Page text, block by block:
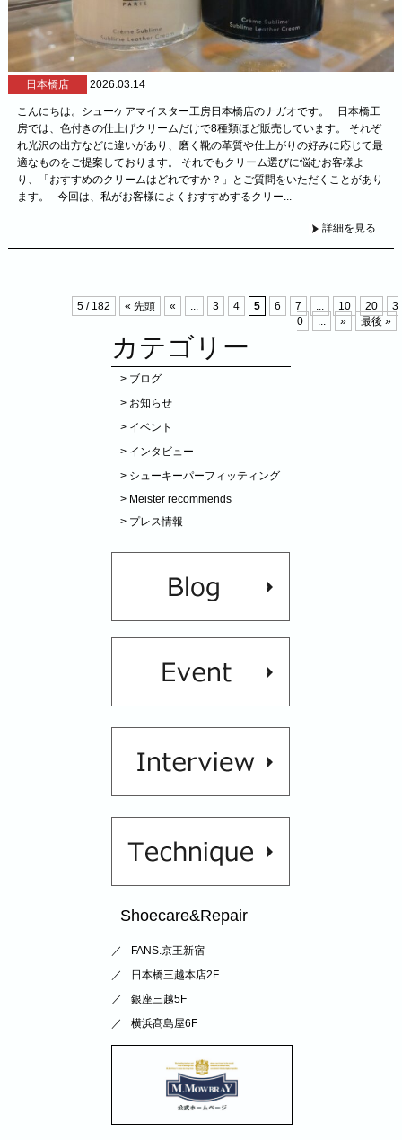
日本橋店 2026.03.14
こんにちは。シューケアマイスター工房日本橋店のナガオです。 日本橋工
房では、色付きの仕上げクリームだけで8種類ほど販売しています。 それぞ
れ光沢の出方などに違いがあり、磨く靴の革質や仕上がりの好みに応じて最
適なものをご提案しております。 それでもクリーム選びに悩むお客様よ
り、「おすすめのクリームはどれですか？」とご質問をいただくことがあり
ます。 今回は、私がお客様によくおすすめするクリー...
詳細を見る
5 / 182 « 先頭 « 3 4 5 6 7 10 20
3
0
» 最後 »
カテゴリー
ブログ
お知らせ
イベント
インタビュー
シューキーパーフィッティング
Meister recommends
プレス情報
Shoecare&Repair
FANS.京王新宿
日本橋三越本店2F
銀座三越5F
横浜髙島屋6F